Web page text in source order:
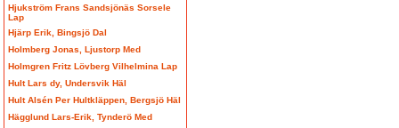
Hjukström Frans Sandsjönäs Sorsele
Lap
Hjärp Erik, Bingsjö Dal
Holmberg Jonas, Ljustorp Med
Holmgren Fritz Lövberg Vilhelmina Lap
Hult Lars dy, Undersvik Häl
Hult Alsén Per Hultkläppen, Bergsjö Häl
Hägglund Lars-Erik, Tynderö Med